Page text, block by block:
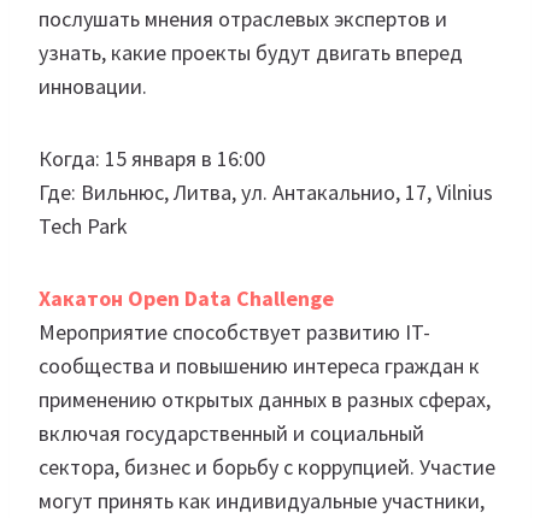
послушать мнения отраслевых экспертов и
узнать, какие проекты будут двигать вперед
инновации.
Когда: 15 января в 16:00
Где: Вильнюс, Литва, ул. Антакальнио, 17, Vilnius
Tech Park
Хакатон Open Data Challenge
Мероприятие способствует развитию IT-
сообщества и повышению интереса граждан к
применению открытых данных в разных сферах,
включая государственный и социальный
сектора, бизнес и борьбу с коррупцией. Участие
могут принять как индивидуальные участники,